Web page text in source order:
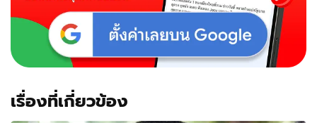
เรื่องที่เกี่ยวข้อง